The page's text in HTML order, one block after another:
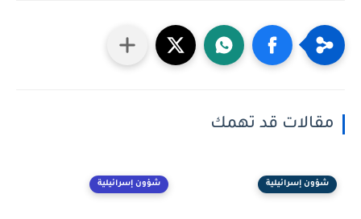
مقالات قد تهمك
شؤون إسرائيلية شؤون إسرائيلية